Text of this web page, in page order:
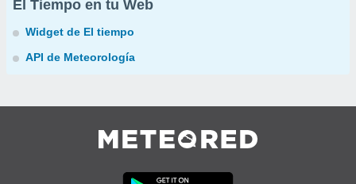
El Tiempo en tu Web
Widget de El tiempo
API de Meteorología